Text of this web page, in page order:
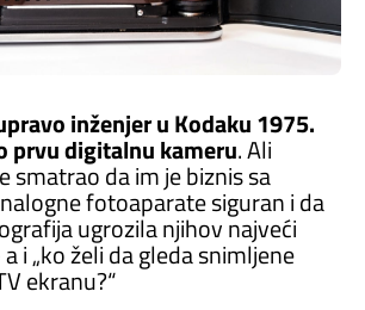
inženjer u Kodaku 1975.
prvu digitalnu kameru. Ali
smatrao da im je biznis sa
fotoaparate siguran i da
ugrozila njihov najveći
i „ko želi da gleda snimljene
ekranu?“